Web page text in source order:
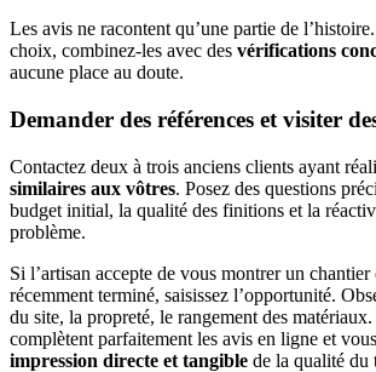
Les avis ne racontent qu’une partie de
choix, combinez-les avec des vérifications
aucune place au doute.
Demander des références et visiter
Contactez deux à trois anciens clients ayant
similaires aux vôtres. Posez des questions
budget initial, la qualité des finitions et la
problème.
Si l’artisan accepte de vous montrer un chantier
récemment terminé, saisissez l’opportunité.
du site, la propreté, le rangement des
complètent parfaitement les avis en ligne et
impression directe et tangible de la qualité du